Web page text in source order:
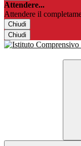
Attendere...
Attendere il
Chiudi
Chiudi